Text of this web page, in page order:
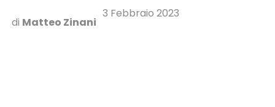
di Matteo Zinani
3 Febbraio 2023